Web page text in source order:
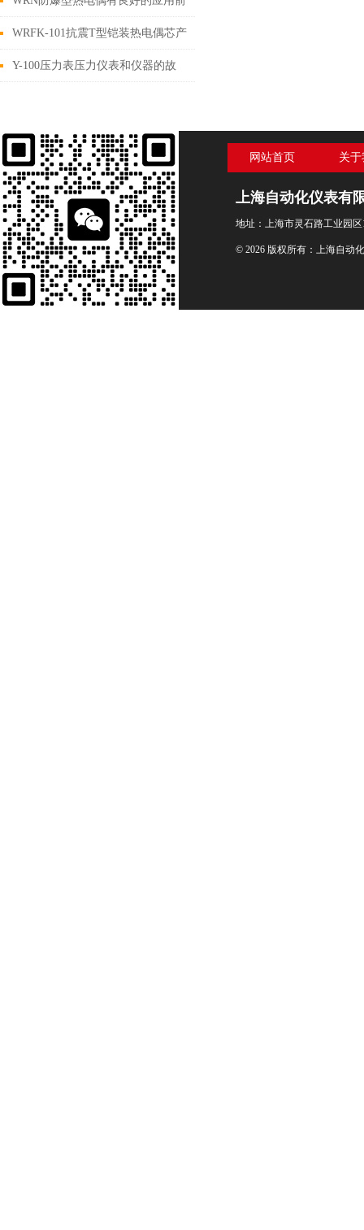
景
WRFK-101抗震T型铠装热电偶芯产
品介绍
Y-100压力表压力仪表和仪器的故
网站首页 关
上海自动化仪表有
地址：上海市灵石路工业园区
© 2026 版权所有：上海自动